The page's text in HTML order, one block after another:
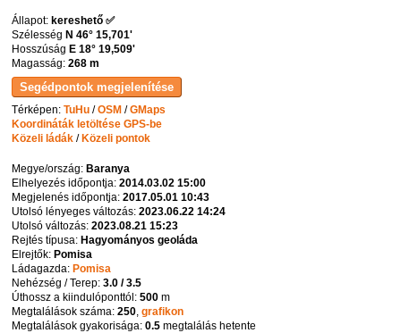
Állapot: kereshető ✅
Szélesség N 46° 15,701'
Hosszúság E 18° 19,509'
Magasság:268 m
Térképen:TuHu /OSM /GMaps
Koordináták letöltése GPS-be
Közeli ládák /Közeli pontok
Megye/ország:Baranya
Elhelyezés időpontja:2014.03.02 15:00
Megjelenés időpontja:2017.05.01 10:43
Utolsó lényeges változás:2023.06.22 14:24
Utolsó változás:2023.08.21 15:23
Rejtés típusa:Hagyományos geoláda
Elrejtők:Pomisa
Ládagazda:Pomisa
Nehézség / Terep:3.0 / 3.5
Úthossz a kiindulóponttól:500 m
Megtalálások száma:250 ,grafikon
Megtalálások gyakorisága:0.5 megtalálás hetente